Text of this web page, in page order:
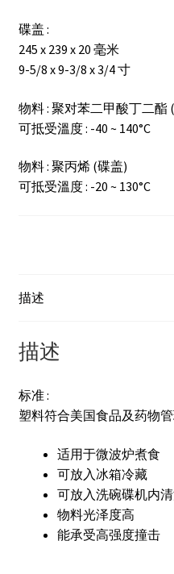
碟盖 :
245 x 239 x 20 毫米
9-5/8 x 9-3/8 x 3/4 寸
物料 : 聚对苯二甲酸丁二酯
可抵受溫度 : -40 ~ 140°C
物料 : 聚丙烯 (碟盖)
可抵受溫度 : -20 ~ 130°C
描述
描述
标准 :
塑料符合美国食品及药物管
适用于微波炉煮食
可放入冰箱冷藏
可放入洗碗碟机内
物料光泽度高
能承受高强度撞击